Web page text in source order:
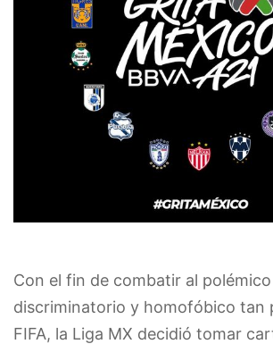
Con el fin de combatir al
discriminatorio y homofóbico tan
FIFA, la Liga MX decidió tomar